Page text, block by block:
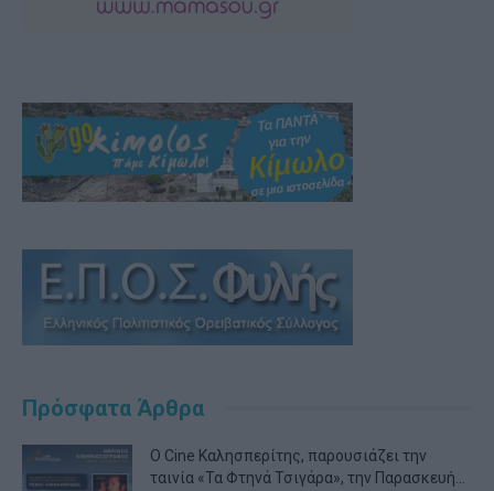
Πρόσφατα Άρθρα
Ο Cine Καλησπερίτης, παρουσιάζει την
ταινία «Τα Φτηνά Τσιγάρα», την Παρασκευή...